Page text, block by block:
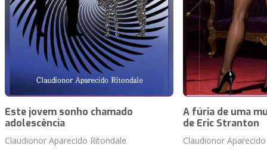
Este jovem sonho chamado
adolescência
Claudionor Aparecido Ritondale
A fúria de uma
de Eric Stranton
Claudionor